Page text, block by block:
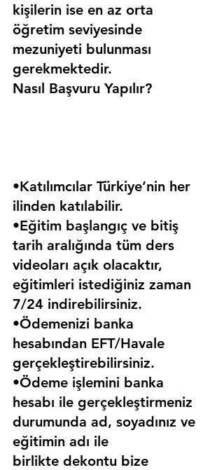
kişilerin ise en az orta
öğretim seviyesinde
mezuniyeti bulunması
gerekmektedir.
Nasıl Başvuru Yapılır?
•Katılımcılar Türkiye’nin her
ilinden katılabilir.
•Eğitim başlangıç ve bitiş
tarih aralığında tüm ders
videoları açık olacaktır,
eğitimleri istediğiniz zaman
7/24 indirebilirsiniz.
•Ödemenizi banka
hesabından EFT/Havale
gerçekleştirebilirsiniz.
•Ödeme işlemini banka
hesabı ile gerçekleştirmeniz
durumunda ad, soyadınız ve
eğitimin adı ile
birlikte dekontu bize